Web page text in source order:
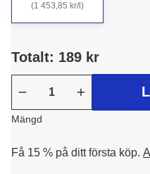
(1 453,85 kr/l)
Totalt: 189 kr
Mängd
Få 15 % på ditt första köp.